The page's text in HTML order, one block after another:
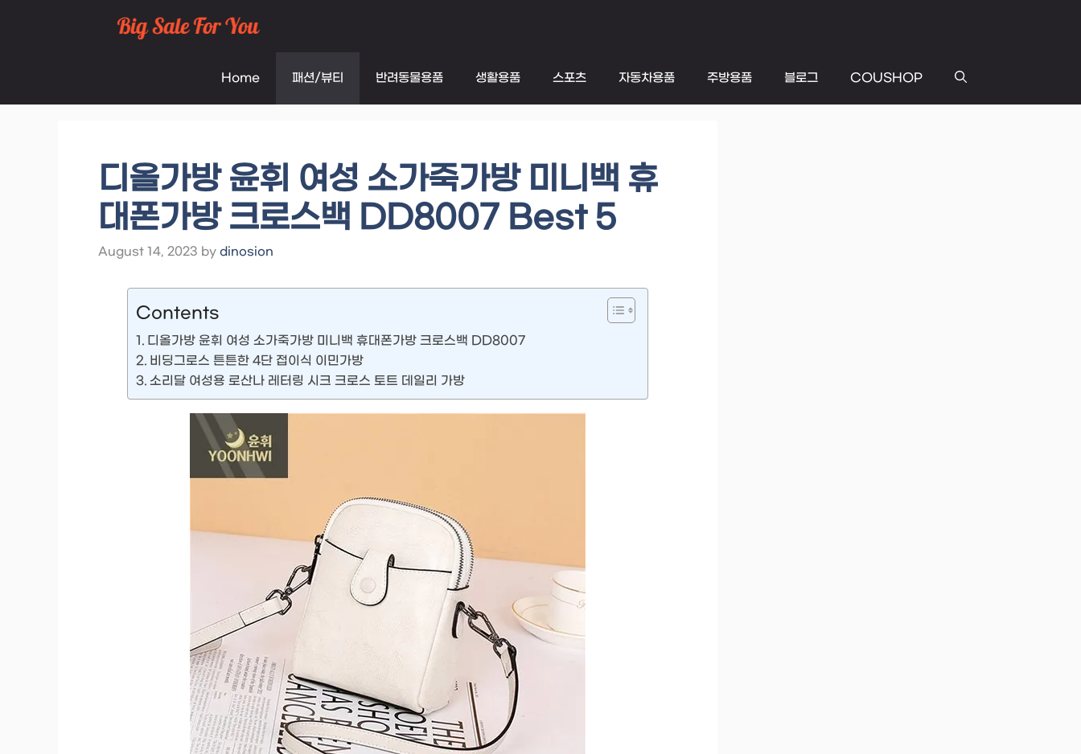
Home 패션/뷰티 반려동물용품 생활용품 스포츠 자동차용품 주방용품 블로그 COUSHOP
디올가방 윤휘 여성 소가죽가방 미니백 휴
대폰가방 크로스백 DD8007 Best 5
August 14, 2023 by dinosion
Contents
디올가방 윤휘 여성 소가죽가방 미니백 휴대폰가방 크로스백 DD8007
비딩그로스 튼튼한 4단 접이식 이민가방
소리달 여성용 로산나 레터링 시크 크로스 토트 데일리 가방